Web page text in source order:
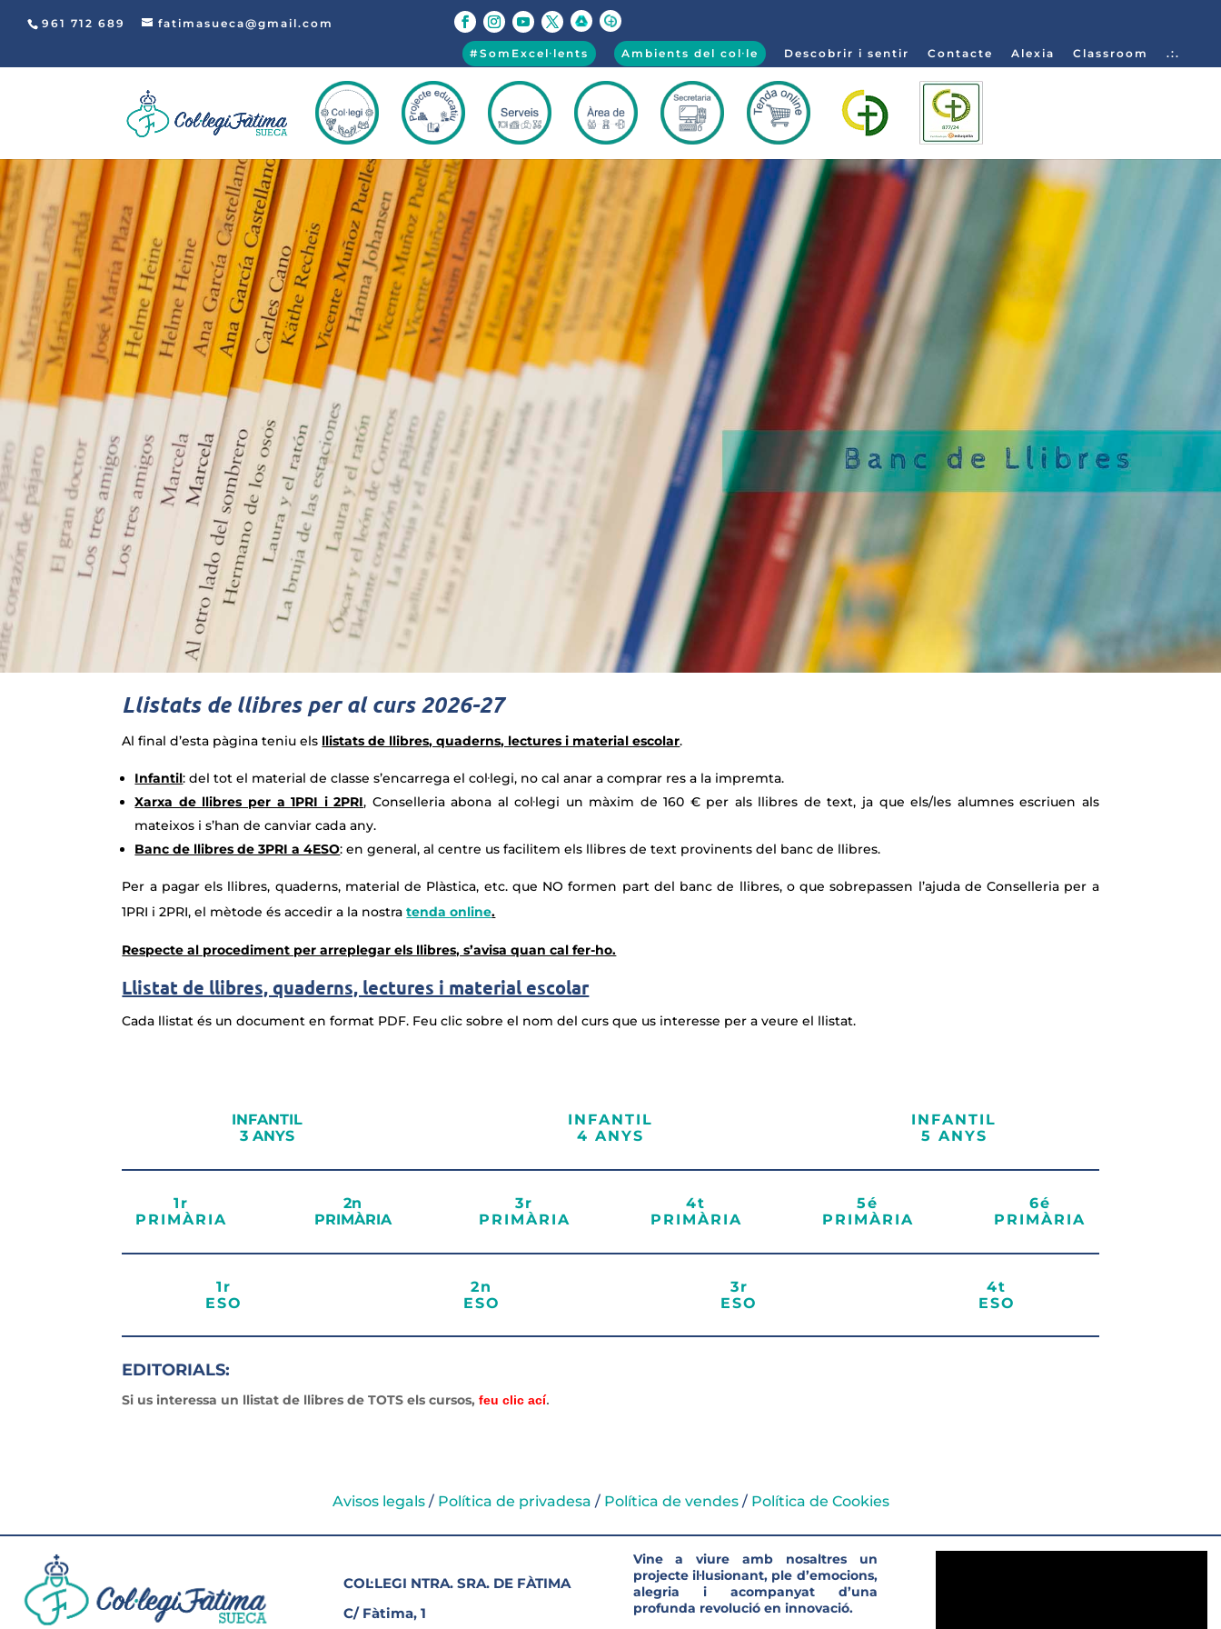
961 712 689 fatimasueca@gmail.com
#SomExcel·lents Ambients del col·le Descobrir i sentir Contacte Alexia Classroom .:.
Llistats de llibres per al curs 2026-27
Al final d’esta pàgina teniu els llistats de llibres, quaderns, lectures i material escolar.
Infantil: del tot el material de classe s’encarrega el col·legi, no cal anar a comprar res a la impremta.
Xarxa de llibres per a 1PRI i 2PRI, Conselleria abona al col·legi un màxim de 160 € per als llibres de text, ja que els/les alumnes escriuen als
mateixos i s’han de canviar cada any.
Banc de llibres de 3PRI a 4ESO: en general, al centre us facilitem els llibres de text provinents del banc de llibres.
Per a pagar els llibres, quaderns, material de Plàstica, etc. que NO formen part del banc de llibres, o que sobrepassen l’ajuda de Conselleria per a
1PRI i 2PRI, el mètode és accedir a la nostratenda online.
Respecte al procediment per arreplegar els llibres, s’avisa quan cal fer-ho.
Llistat de llibres, quaderns, lectures i material escolar
Cada llistat és un document en format PDF. Feu clic sobre el nom del curs que us interesse per a veure el llistat.
INFANTIL
3 ANYS
INFANTIL
4 ANYS
INFANTIL
5 ANYS
1r
PRIMÀRIA
2n
PRIMÀRIA
3r
PRIMÀRIA
4t
PRIMÀRIA
5é
PRIMÀRIA
6é
PRIMÀRIA
1r
ESO
2n
ESO
3r
ESO
4t
ESO
EDITORIALS:
Si us interessa un llistat de llibres de TOTS els cursos,feu clic ací.
Avisos legals/ Política de privadesa / Política de vendes/ Política de Cookies
COL·LEGI NTRA. SRA. DE FÀTIMA
C/ Fàtima, 1
Vine a viure amb nosaltres un
projecte il·lusionant, ple d’emocions,
alegria i acompanyat d’una
profunda revolució en innovació.